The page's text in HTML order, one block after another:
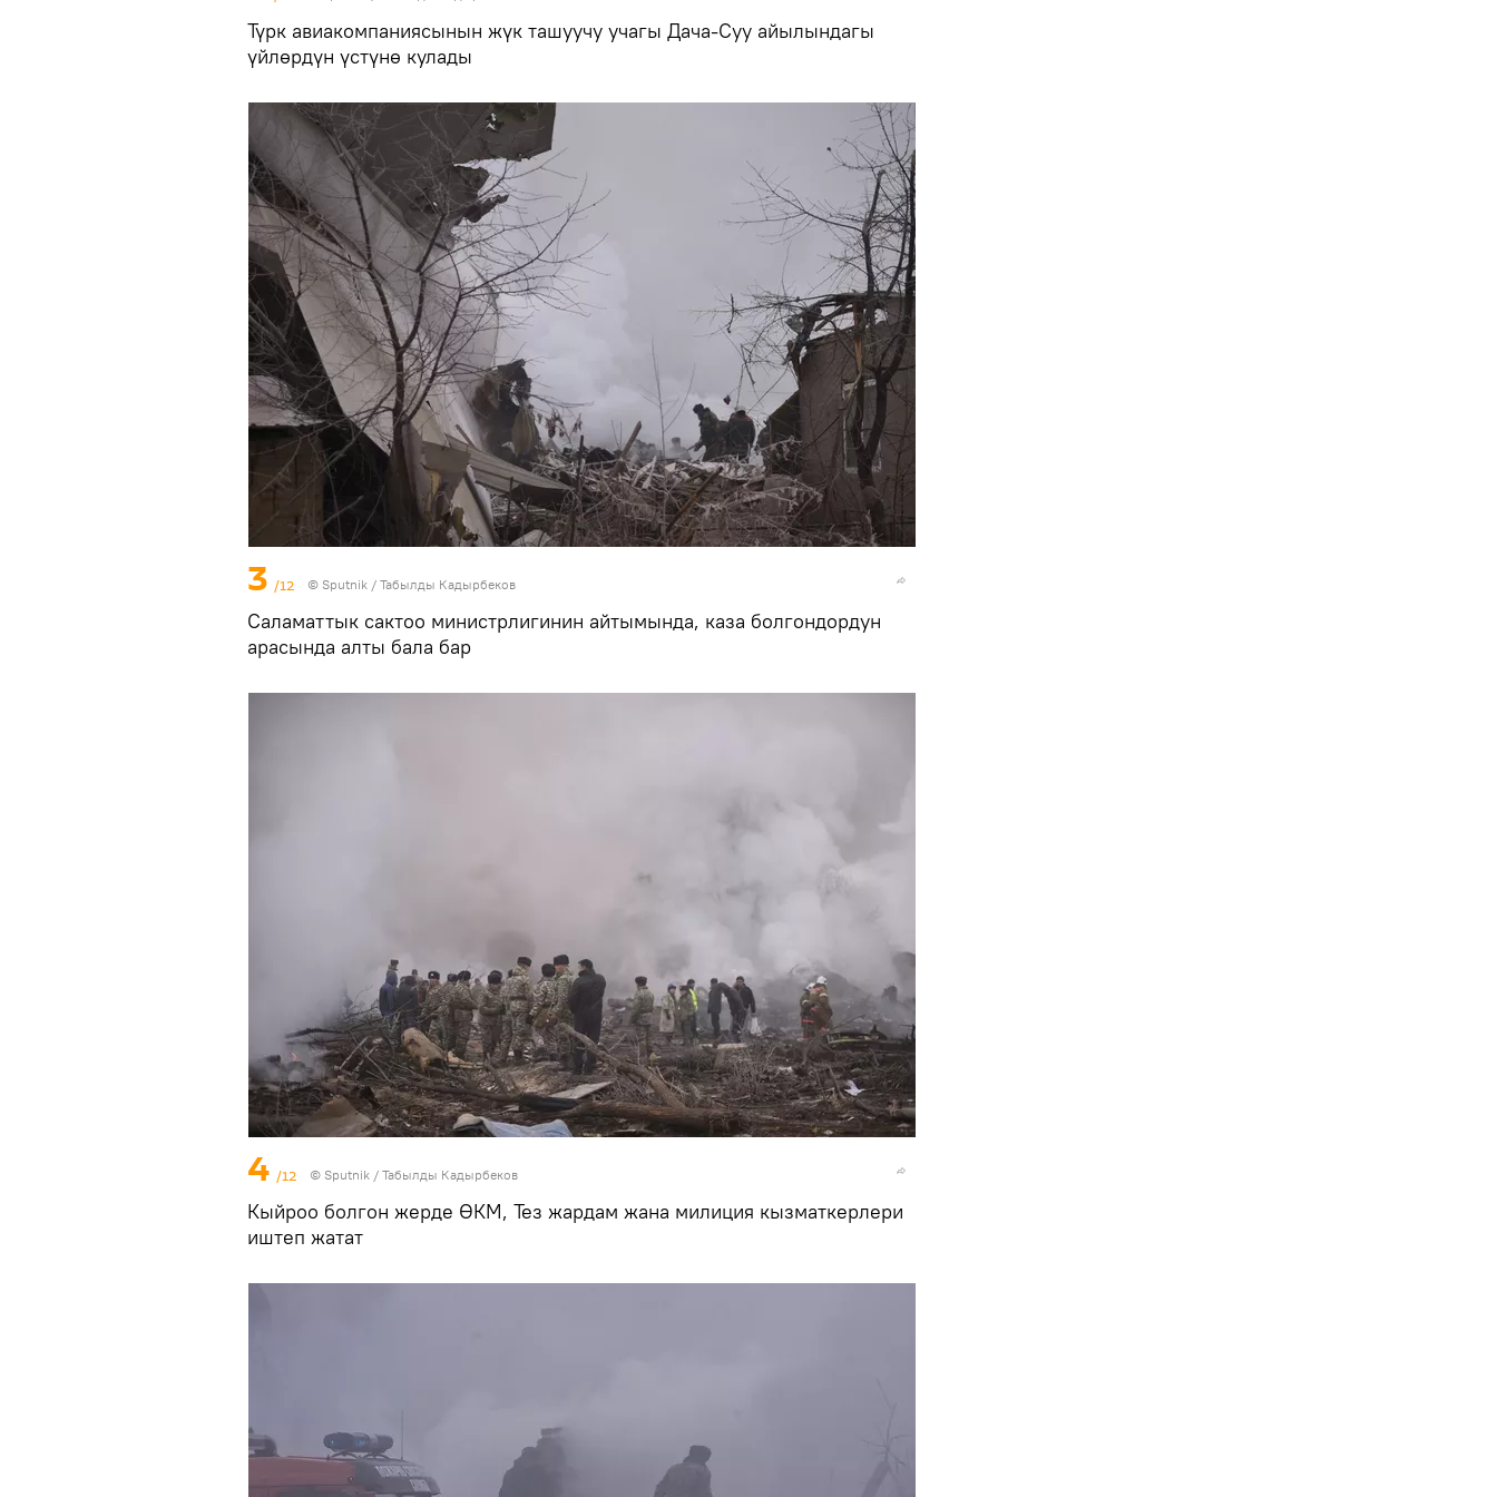
Түрк авиакомпаниясынын жүк ташуучу учагы Дача-Суу айылындагы
үйлөрдүн үстүнө кулады
3 /12 © Sputnik / Табылды Кадырбеков
Саламаттык сактоо министрлигинин айтымында, каза болгондордун
арасында алты бала бар
4 /12 © Sputnik / Табылды Кадырбеков
Кыйроо болгон жерде ӨКМ, Тез жардам жана милиция кызматкерлери
иштеп жатат